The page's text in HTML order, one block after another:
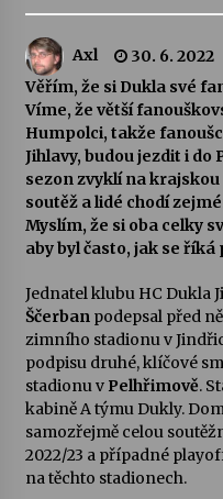
Veselí
30. 7.
Pozvánka
šedesátka:
28. 7.
Letní
28. 7.
23. 7.
Letní
22. 7. 2026
Axl
30. 6. 2022
Věřím, že si Dukla své
Víme, že větší
Humpolci, takže
Jihlavy, budou jezdit i
sezon zvyklí na
soutěž a lidé chodí
Myslím, že si oba celky
aby byl často, jak se říká
Jednatel klubu HC Dukla
Ščerbanpodepsal před
zimního stadionu v
podpisu druhé, klíčové
stadionu v Pelhřimově.
kabině A týmu Dukly.
samozřejmě celou
2022/23 a případné
na těchto stadionech.